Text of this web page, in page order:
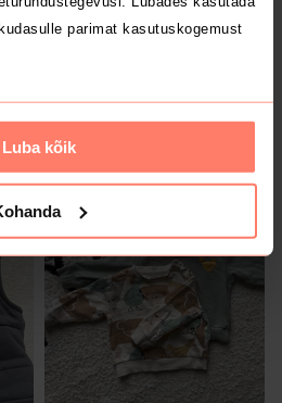
parimat kasutuskogemust
Luba kõik
74 40 €
68/74
Lenne